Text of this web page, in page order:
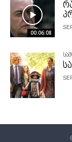
00:06:08